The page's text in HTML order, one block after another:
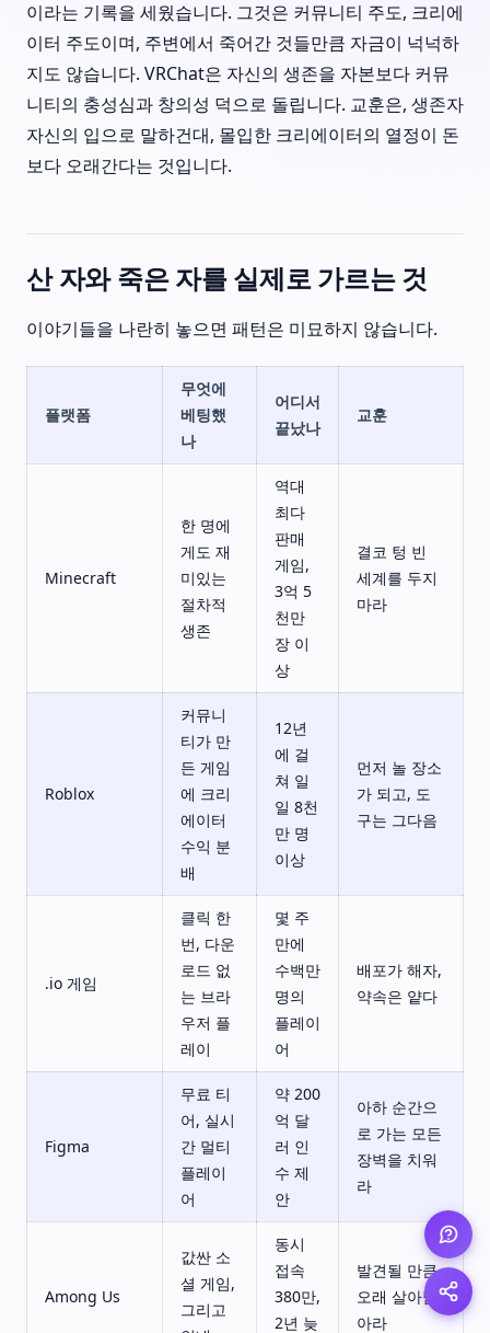
이라는 기록을 세웠습니다. 그것은 커뮤니티 주도, 크리에
이터 주도이며, 주변에서 죽어간 것들만큼 자금이 넉넉하
지도 않습니다. VRChat은 자신의 생존을 자본보다 커뮤
니티의 충성심과 창의성 덕으로 돌립니다. 교훈은, 생존자
자신의 입으로 말하건대, 몰입한 크리에이터의 열정이 돈
보다 오래간다는 것입니다.
산 자와 죽은 자를 실제로 가르는 것
이야기들을 나란히 놓으면 패턴은 미묘하지 않습니다.
플랫폼
무엇에
베팅했
나
어디서
끝났나
교훈
Minecraft
한 명에
게도 재
미있는
절차적
생존
역대
최다
판매
게임,
3억 5
천만
장 이
상
결코 텅 빈
세계를 두지
마라
Roblox
커뮤니
티가 만
든 게임
에 크리
에이터
수익 분
배
12년
에 걸
쳐 일
일 8천
만 명
이상
먼저 놀 장소
가 되고, 도
구는 그다음
.io 게임
클릭 한
번, 다운
로드 없
는 브라
우저 플
레이
몇 주
만에
수백만
명의
플레이
어
배포가 해자,
약속은 얕다
Figma
무료 티
어, 실시
간 멀티
플레이
어
약 200
억 달
러 인
수 제
안
아하 순간으
로 가는 모든
장벽을 치워
라
Among Us
값싼 소
셜 게임,
그리고
동시
접속
380만,
2년 늦
발견될 만큼
오래 살아남
아라